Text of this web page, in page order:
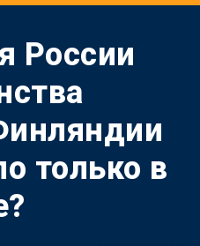
России
только в